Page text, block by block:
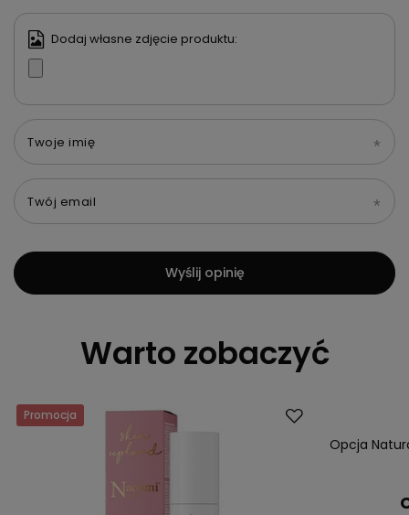
Dodaj własne zdjęcie produktu:
Twoje imię
Twój email
Wyślij opinię
Warto zobaczyć
Promocja
Opcja